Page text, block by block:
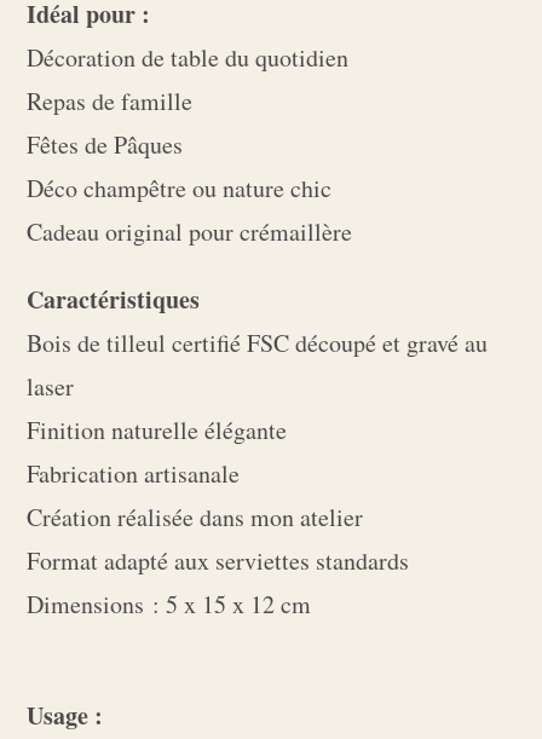
Idéal pour :
Décoration de table du quotidien
Repas de famille
Fêtes de Pâques
Déco champêtre ou nature chic
Cadeau original pour crémaillère
Caractéristiques
Bois de tilleul certifié FSC découpé et gravé au
laser
Finition naturelle élégante
Fabrication artisanale
Création réalisée dans mon atelier
Format adapté aux serviettes standards
Dimensions : 5 x 15 x 12 cm
Usage :